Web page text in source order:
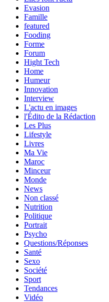
Evasion
Famille
featured
Fooding
Forme
Forum
Hight Tech
Home
Humeur
Innovation
Interview
L'actu en images
l'Édito de la Rédaction
Les Plus
Lifestyle
Livres
Ma Vie
Maroc
Minceur
Monde
News
Non classé
Nutrition
Politique
Portrait
Psycho
Questions/Réponses
Santé
Sexo
Société
Sport
Tendances
Vidéo